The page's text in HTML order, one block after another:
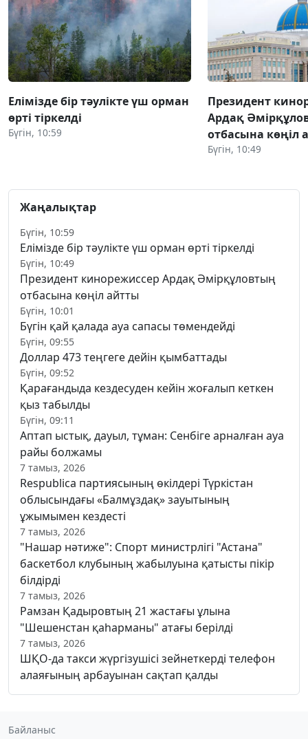
Елімізде бір тәулікте үш орман
өрті тіркелді
Бүгін, 10:59
Президент
Ардақ
отбасына көңіл
Бүгін, 10:49
Жаңалықтар
Бүгін, 10:59
Елімізде бір тәулікте үш орман өрті тіркелді
Бүгін, 10:49
Президент кинорежиссер Ардақ Әмірқұловтың
отбасына көңіл айтты
Бүгін, 10:01
Бүгін қай қалада ауа сапасы төмендейді
Бүгін, 09:55
Доллар 473 теңгеге дейін қымбаттады
Бүгін, 09:52
Қарағандыда кездесуден кейін жоғалып кеткен
қыз табылды
Бүгін, 09:11
Аптап ыстық, дауыл, тұман: Сенбіге арналған ауа
райы болжамы
7 тамыз, 2026
Respublica партиясының өкілдері Түркістан
облысындағы «Балмұздақ» зауытының
ұжымымен кездесті
7 тамыз, 2026
"Нашар нәтиже": Спорт министрлігі "Астана"
баскетбол клубының жабылуына қатысты пікір
білдірді
7 тамыз, 2026
Рамзан Қадыровтың 21 жастағы ұлына
"Шешенстан қаһарманы" атағы берілді
7 тамыз, 2026
ШҚО-да такси жүргізушісі зейнеткерді телефон
алаяғының арбауынан сақтап қалды
Байланыс